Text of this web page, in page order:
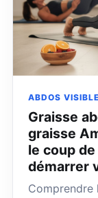
ABDOS
Graisse
graisse
le coup
démarrer
Comprendre